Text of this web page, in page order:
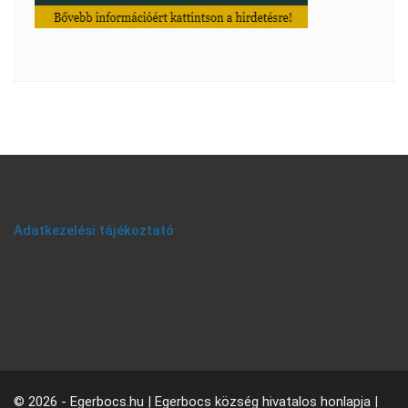
Adatkezelési tájékoztató
© 2026 - Egerbocs.hu | Egerbocs község hivatalos honlapja |